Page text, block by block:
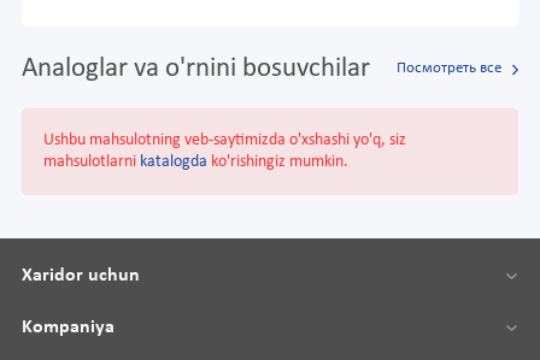
Analoglar va o'rnini bosuvchilar Посмотреть все
Ushbu mahsulotning veb-saytimizda o'xshashi yo'q, siz
mahsulotlarni katalogda ko'rishingiz mumkin.
Xaridor uchun
Kompaniya